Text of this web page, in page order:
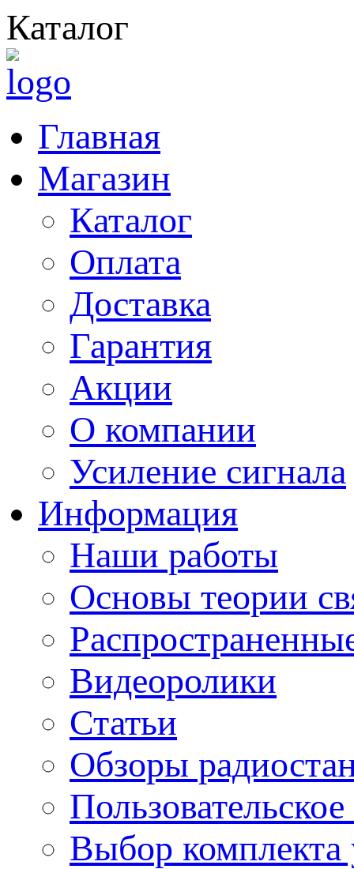
Каталог
Главная
Магазин
Каталог
Оплата
Доставка
Гарантия
Акции
О компании
Усиление сигнала
Информация
Наши работы
Основы теории
Видеоролики
Статьи
Обзоры
Выбор комплекта